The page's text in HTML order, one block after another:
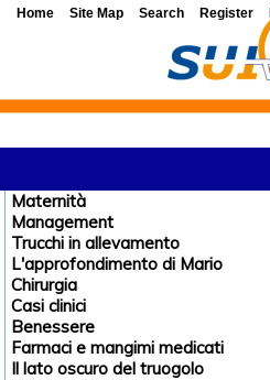
Maternità
Management
Trucchi in allevamento
L'approfondimento di Mario
Chirurgia
Casi clinici
Benessere
Farmaci e mangimi medicati
Il lato oscuro del truogolo
Home Site Map Search Register